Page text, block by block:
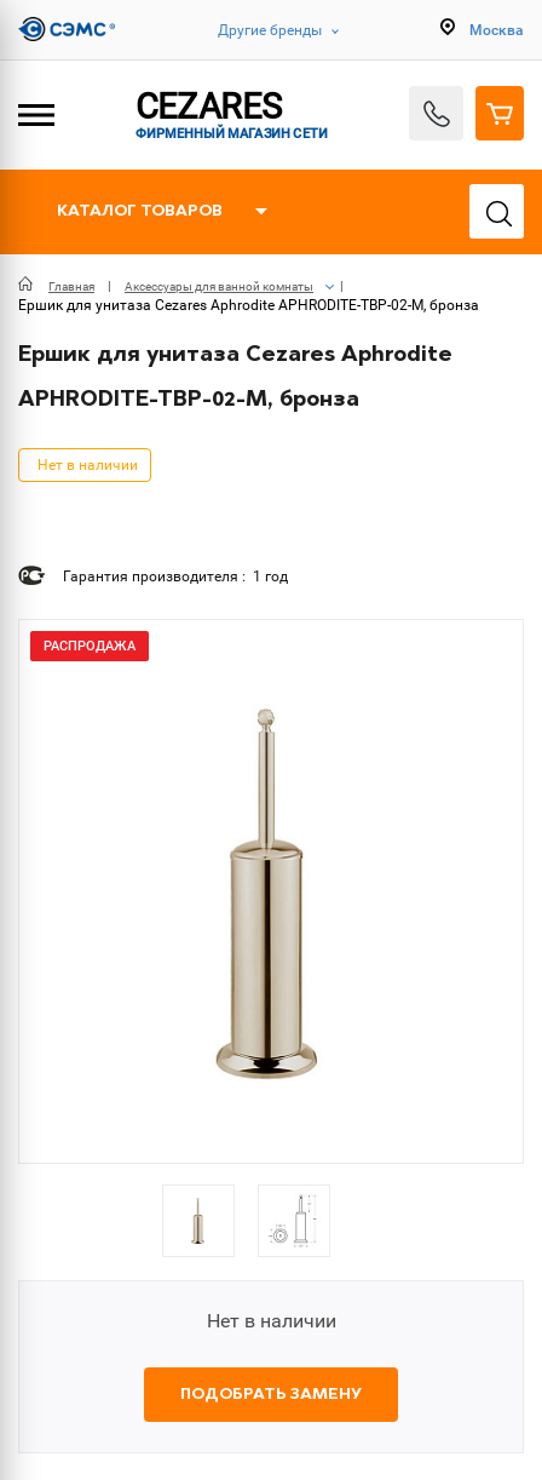
Другие бренды Москва
CEZARES
ФИРМЕННЫЙ МАГАЗИН СЕТИ
КАТАЛОГ ТОВАРОВ
Главная Аксессуары для ванной комнаты
Ершик для унитаза Cezares Aphrodite APHRODITE-TBP-02-M, бронза
Ершик для унитаза Cezares Aphrodite
APHRODITE-TBP-02-M, бронза
Нет в наличии
Гарантия производителя : 1 год
РАСПРОДАЖА
Нет в наличии
ПОДОБРАТЬ ЗАМЕНУ